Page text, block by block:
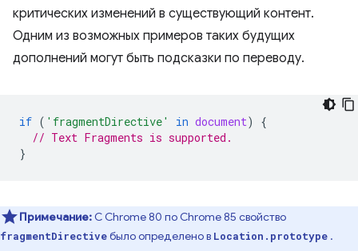
критических изменений в существующий контент.
Одним из возможных примеров таких будущих
дополнений могут быть подсказки по переводу.
if ( 'fragmentDirective' in document)
{
// Text Fragments is supported.
}
Примечание: С Chrome 80 по Chrome 85 свойство
fragmentDirectiveбыло определено в Location.prototype .